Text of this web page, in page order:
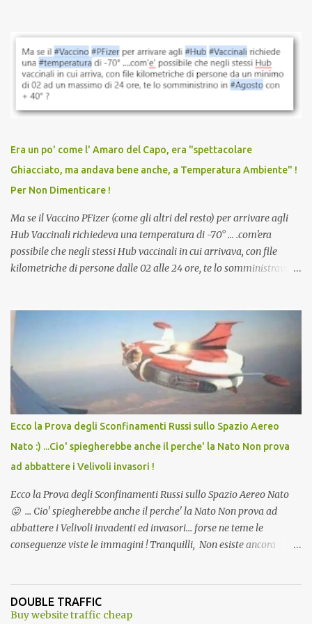
vaccinazione. Non avevamo mai sentito parlare di ricompense,
sconti, incentivi per vaccinarsi. Non avevamo mai visto
discriminazioni per coloro che non l’hanno fatto. Se non sei stato
vaccinato, nessuno aveva prima cercato di farti sentire una
persona cattiva. Non avevamo mai visto un vaccino che minacci le
vaccino usato per minacciare i mezzi di sussistenza, il lavoro o la
scuola. Non avevamo mai visto un vaccino che permettesse a un
dodicenne di ignorare il consenso dei genitori. Dopo tutti i vaccini
che abbiamo elencato sopra...
Era un po' come l' Amaro del Capo, era "spettacolare
Ghiacciato, ma andava bene anche, a Temperatura Ambiente" !
Per Non Dimenticare !
Ma se il Vaccino PFizer (come gli altri del resto) per arrivare agli
Hub Vaccinali richiedeva una temperatura di -70° ... .com'era
possibile che negli stessi Hub vaccinali in cui arrivava, con file
kilometriche di persone dalle 02 alle 24 ore, te lo somministravano
Vaccino come: l' Amaro del Capo, era "spettacolare Ghiacciato, ma
andava bene anche, a Temperatura Ambiente"! Riproponiamo
l'articolo per NON Dimenticare!
Ecco la Prova degli Sconfinamenti Russi sullo Spazio Aereo
Nato :) ...Cio' spiegherebbe anche il perche' la Nato Non prova
ad abbattere i Velivoli invasori !
Ecco la Prova degli Sconfinamenti Russi sullo Spazio Aereo Nato
😛 ... Cio' spiegherebbe anche il perche' la Nato Non prova ad
abbattere i Velivoli invadenti ed invasori... forse ne teme le
conseguenze viste le immagini ! Tranquilli, Non esiste ancora
ancora una fantasia Nato o forse una "False Flag", per provocare
una guerra mondiale che difficilmente da menti sane, potrebbe
DOUBLE TRAFFIC
Buy website traffic cheap